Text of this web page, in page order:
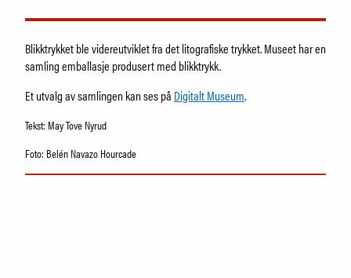
Utleie
Samling
Fristelser i museumsbutikken
IDDIS Café & Brasserie
Venneforening
Blikktrykket ble videreutviklet fra det litografiske trykket. Museet har en
samling emballasje produsert med blikktrykk.
Et utvalg av samlingen kan ses på Digitalt Museum.
Tekst: May Tove Nyrud
Foto: Belén Navazo Hourcade